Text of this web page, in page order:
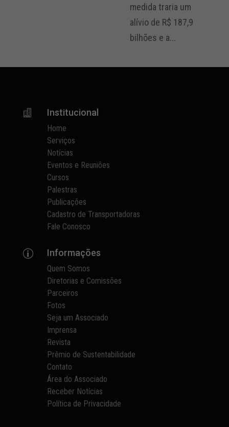
medida traria um
alívio de R$ 187,9
bilhões e a...
 Institucional
Home
Serviços
Notícias
Eventos e Reuniões
Cursos
Palestras
Publicações
Cadastro de Transportadoras
Fale Conosco
p Informações
Quem Somos
Diretorias e Comissões
Parceiros
Fotos
Seja um Associado
Imprensa
Revista
Prêmio de Sustentabilidade
Contato
Área do Associado
Receber Notícias
Política de Privacidade